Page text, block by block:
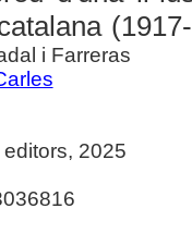
i Farreras
2025